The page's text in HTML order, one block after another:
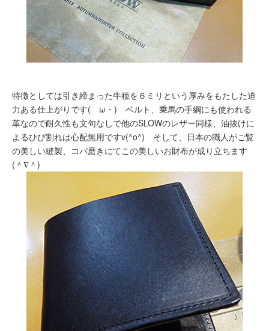
特徴としては引き締まった牛種を６ミリという厚みをもたした迫
力ある仕上がりです(ゝω・) ベルト、乗馬の手綱にも使われる
革なので耐久性も文句なしで他のSLOWのレザー同様、油抜けに
よるひび割れは心配無用ですv(^o^) そして、日本の職人がご覧
の美しい縫製、コバ磨きにてこの美しいお財布が成り立ちます
(＾∇＾)